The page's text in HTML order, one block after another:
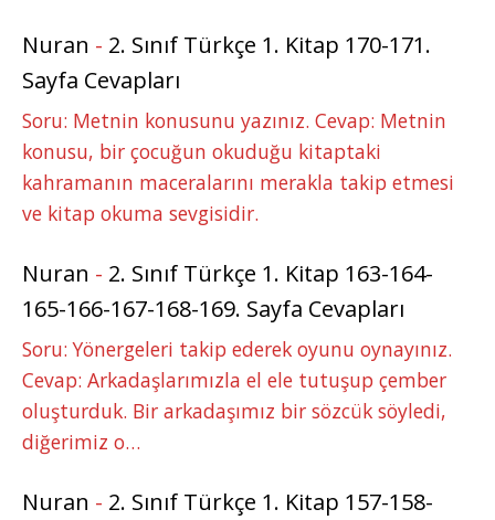
Nuran - 2. Sınıf Türkçe 1. Kitap 170-171.
Sayfa Cevapları
Soru: Metnin konusunu yazınız. Cevap: Metnin
konusu, bir çocuğun okuduğu kitaptaki
kahramanın maceralarını merakla takip etmesi
ve kitap okuma sevgisidir.
Nuran - 2. Sınıf Türkçe 1. Kitap 163-164-
165-166-167-168-169. Sayfa Cevapları
Soru: Yönergeleri takip ederek oyunu oynayınız.
Cevap: Arkadaşlarımızla el ele tutuşup çember
oluşturduk. Bir arkadaşımız bir sözcük söyledi,
diğerimiz o…
Nuran - 2. Sınıf Türkçe 1. Kitap 157-158-